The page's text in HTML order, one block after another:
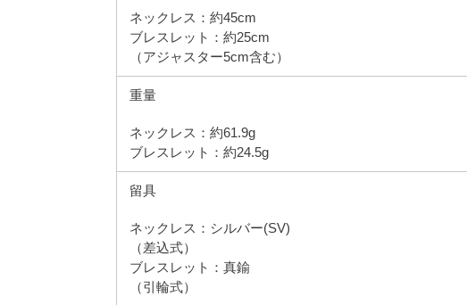
ネックレス：約45cm
ブレスレット：約25cm
（アジャスター5cm含む）
重量
ネックレス：約61.9g
ブレスレット：約24.5g
留具
ネックレス：シルバー(SV)
（差込式）
ブレスレット：真鍮
（引輪式）